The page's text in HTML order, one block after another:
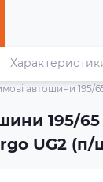
автошини 195/
195/65
UG2 (п/